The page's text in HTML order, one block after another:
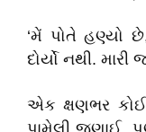
‘મેં પોતે હણ્યો
દોર્યો નથી.
એક ક્ષણભર કોઈ
પામેલી જણાઈ,